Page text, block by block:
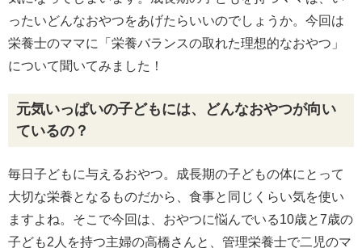
ったいどんなおやつをあげたらいいのでしょうか。今回は
栄養士のママに「栄養バランスの取れた理想的なおやつ」
について聞いてみました！
元気いっぱいの子どもには、どんなおやつが向い
ているの？
毎日子どもに与えるおやつ。成長期の子どもの体にとって
大切な栄養となるものだから、食事と同じくらい気を使い
ますよね。そこで今回は、おやつに悩んでいる10歳と7歳の
子ども2人を持つ主婦の高橋さんと、管理栄養士で二児のマ